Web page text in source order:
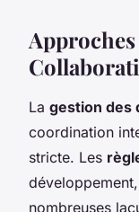
La gestion des
coordination
stricte. Les
nombreuses